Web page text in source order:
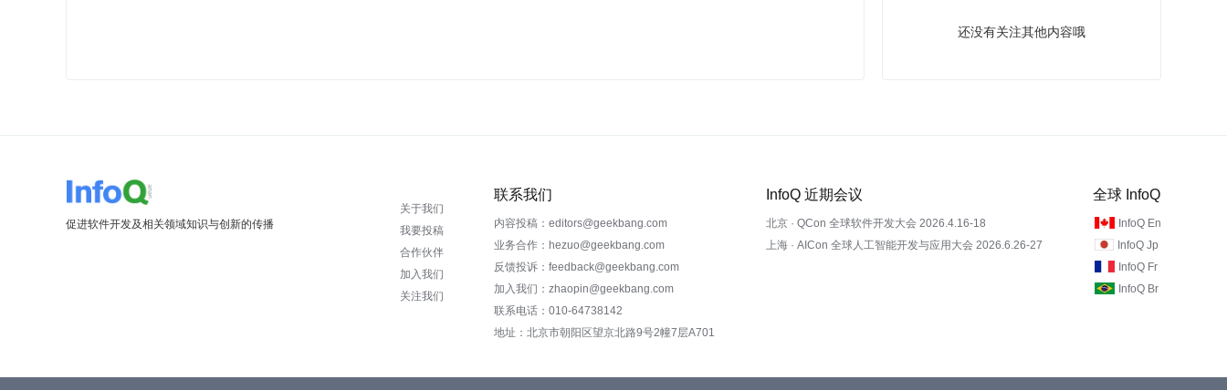
还没有关注其他内容哦
促进软件开发及相关领域知识与创新的传播
关于我们
我要投稿
合作伙伴
加入我们
关注我们
联系我们
内容投稿：editors@geekbang.com
业务合作：hezuo@geekbang.com
反馈投诉：feedback@geekbang.com
加入我们：zhaopin@geekbang.com
联系电话：010-64738142
地址：北京市朝阳区望京北路9号2幢7层A701
InfoQ 近期会议
北京 · QCon 全球软件开发大会 2026.4.16-18
上海 · AICon 全球人工智能开发与应用大会 2026.6.26-27
全球 InfoQ
InfoQ En
InfoQ Jp
InfoQ Fr
InfoQ Br